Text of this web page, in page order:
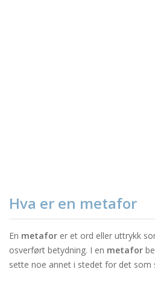
Hva er en metafor
En metafor er et ord eller uttrykk
osverført betydning. I en metafor
sette noe annet i stedet for det som